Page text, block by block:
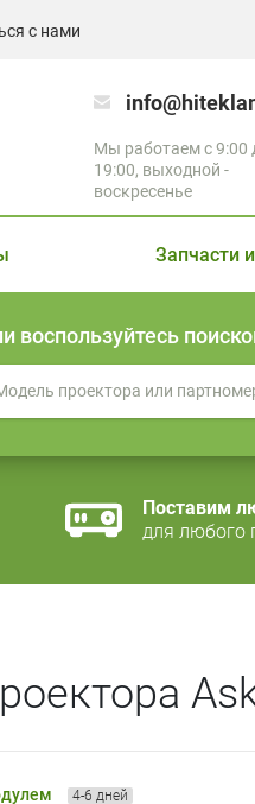
с нами
Мы работаем с 9:00
19:00, выходной -
воскресенье
Запчасти
воспользуйтесь
Поставим
для любого
4-6 дней